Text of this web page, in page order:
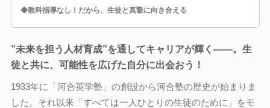
◆教科指導なし！だから、生徒と真摯に向き合える
”未来を担う人材育成”を通してキャリアが輝く――。生
徒と共に、可能性を広げた自分に出会おう！
1933年に「河合英学塾」の創設から河合塾の歴史が始まりま
した。それ以来「すべては一人ひとりの生徒のために」をモ